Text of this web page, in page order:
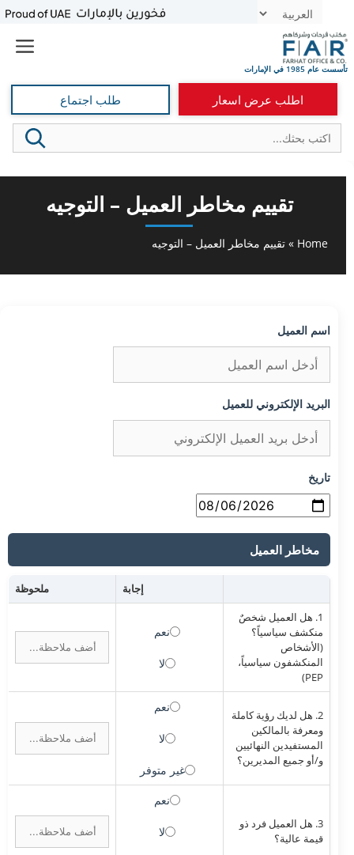
اطلب عرض اسعار طلب اجتماع
تقييم مخاطر العميل – التوجيه
Home
»تقييم مخاطر العميل – التوجيه
اسم العميل
البريد الإلكتروني للعميل
تاريخ
مخاطر العميل
إجابة
ملحوظة
1. هل العميل شخصٌ
منكشف سياسياً؟
(الأشخاص
المنكشفون سياسياً،
PEP)
نعم
لا
2. هل لديك رؤية كاملة
ومعرفة بالمالكين
المستفيدين النهائيين
و/أو جميع المديرين؟
نعم
لا
غير متوفر
3. هل العميل فرد ذو
قيمة عالية؟
نعم
لا